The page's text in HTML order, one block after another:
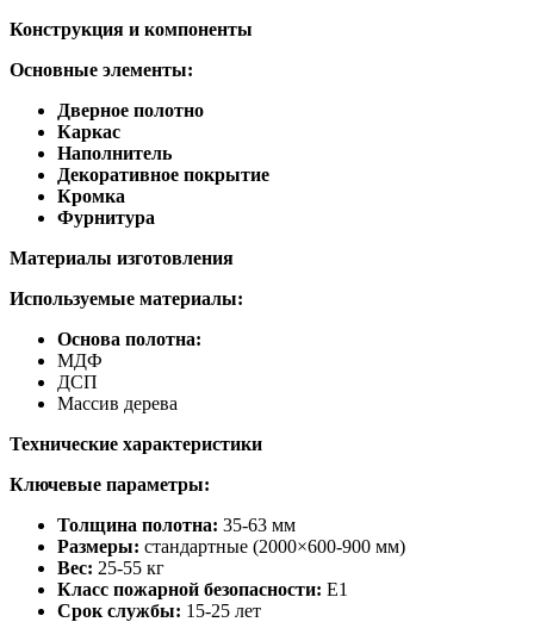
Конструкция и компоненты
Основные элементы:
Дверное полотно
Каркас
Наполнитель
Декоративное покрытие
Кромка
Фурнитура
Материалы изготовления
Используемые материалы:
Основа полотна:
МДФ
ДСП
Массив дерева
Технические характеристики
Ключевые параметры:
Толщина полотна: 35-63 мм
Размеры: стандартные (2000×600-900 мм)
Вес: 25-55 кг
Класс пожарной безопасности: E1
Срок службы: 15-25 лет